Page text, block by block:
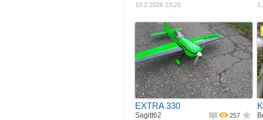
10.2.2026 23:26
Jak postaveno
Podle plánku
Materiál
Balza + potah
Pohon
Spalovací ­ motor
Rozpětí
1520 mm
Délka
1296 mm
Váha
2822 g
EXTRA 330
257
Sagitt62